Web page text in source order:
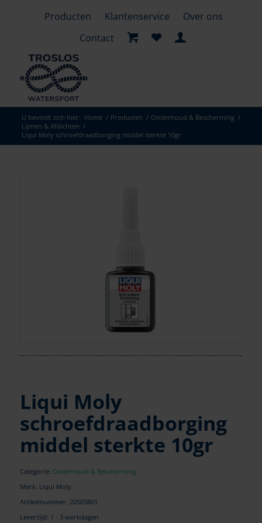
Producten Klantenservice
Over ons
Contact
U bevindt zich hier: Home / Producten / Onderhoud & Bescherming /
Lijmen & Afdichten /
Liqui Moly schroefdraadborging middel sterkte 10gr
Liqui Moly
schroefdraadborging
middel sterkte 10gr
Categorie: Onderhoud & Bescherming
Merk: Liqui Moly
Artikelnummer: 20503801
Levertijd: 1 - 3 werkdagen